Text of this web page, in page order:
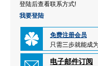
登陆后查看联系方式!
我要登陆
免费注册会员
只需三步就能成
电子邮件订阅